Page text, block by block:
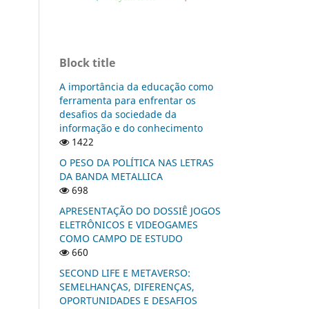
Block title
A importância da educação como
ferramenta para enfrentar os
desafios da sociedade da
informação e do conhecimento
1422
O PESO DA POLÍTICA NAS LETRAS
DA BANDA METALLICA
698
APRESENTAÇÃO DO DOSSIÊ JOGOS
ELETRÔNICOS E VIDEOGAMES
COMO CAMPO DE ESTUDO
660
SECOND LIFE E METAVERSO:
SEMELHANÇAS, DIFERENÇAS,
OPORTUNIDADES E DESAFIOS